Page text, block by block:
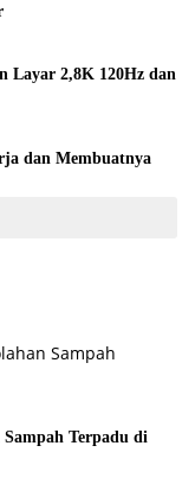
Layar 2,8K 120Hz dan
dan Membuatnya
Terpadu di